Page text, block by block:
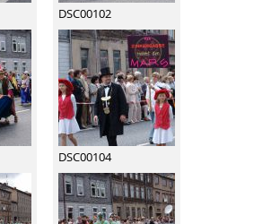
DSC00102
DSC00104